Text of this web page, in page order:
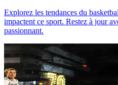
Explorez les tendances du
impactent ce sport. Restez à jour
passionnant.